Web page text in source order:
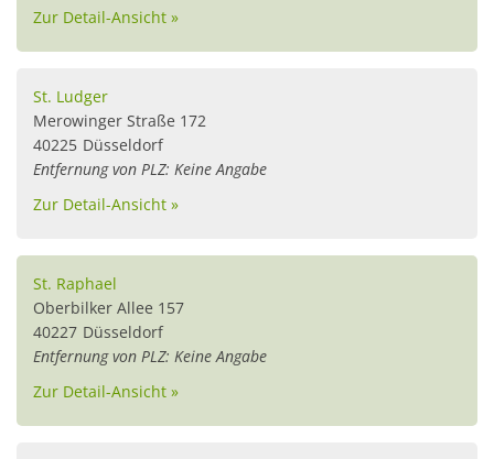
Zur Detail-Ansicht »
St. Ludger
Merowinger Straße 172
40225 Düsseldorf
Entfernung von PLZ: Keine Angabe
Zur Detail-Ansicht »
St. Raphael
Oberbilker Allee 157
40227 Düsseldorf
Entfernung von PLZ: Keine Angabe
Zur Detail-Ansicht »